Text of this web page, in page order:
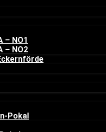
– NO1
– NO2
Pokal